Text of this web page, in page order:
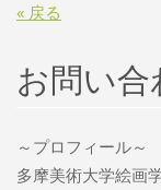
« 戻る
お問い
～プロフィール～
多摩美術大学絵画